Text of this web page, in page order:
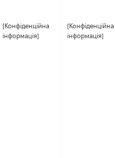
[Конфіденційна
інформація]
[Конфіденційна
інформація]